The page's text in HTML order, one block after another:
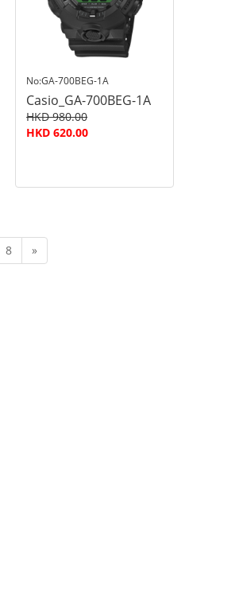
No:GA-700BEG-1A
Casio_GA-700BEG-1A
HKD 980.00
HKD 620.00
8 »